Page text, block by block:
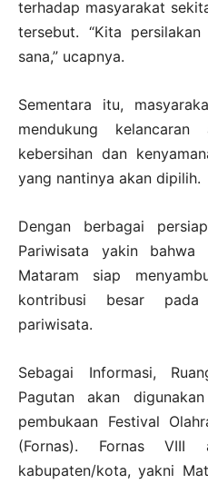
terhadap masyarakat
tersebut. “Kita
sana,” ucapnya.
Sementara itu,
mendukung
kebersihan dan
yang nantinya akan dipilih.
Dengan berbagai
Pariwisata yakin
Mataram siap
kontribusi besar pada
pariwisata.
Sebagai Informasi,
Pagutan akan
pembukaan Festival
(Fornas). Fornas
kabupaten/kota, yakni